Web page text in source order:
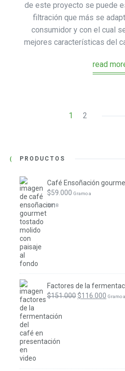
de este proyecto se puede
filtración que más se
consumidor y con el cual
mejores características del
read
1 2
PRODUCTOS
Café Ensoñación
$59.000 Gramo a
$118
Factores de la
$151.000 El
$116.000 El
Gramo a